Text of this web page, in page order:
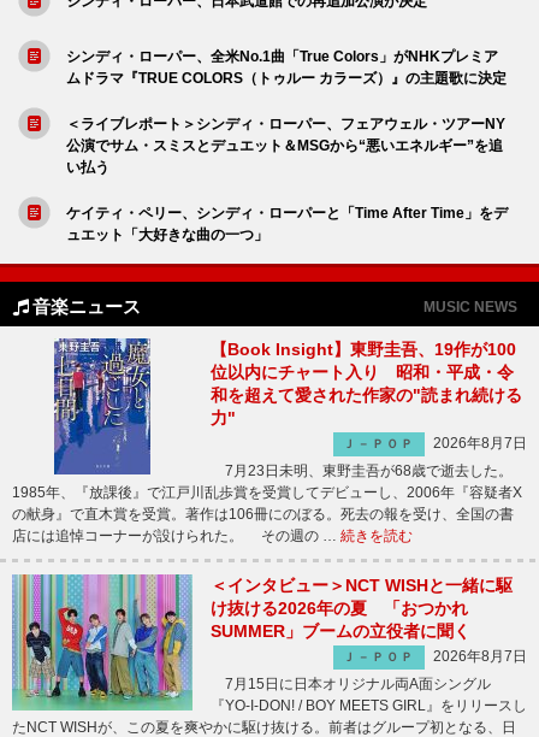
シンディ・ローパー、全米No.1曲「True Colors」がNHKプレミア
ムドラマ『TRUE COLORS（トゥルー カラーズ）』の主題歌に決定
＜ライブレポート＞シンディ・ローパー、フェアウェル・ツアーNY
公演でサム・スミスとデュエット＆MSGから“悪いエネルギー”を追
い払う
ケイティ・ペリー、シンディ・ローパーと「Time After Time」をデ
ュエット「大好きな曲の一つ」
音楽ニュース MUSIC NEWS
【Book Insight】東野圭吾、19作が100
位以内にチャート入り 昭和・平成・令
和を超えて愛された作家の"読まれ続ける
力"
Ｊ－ＰＯＰ
2026年8月7日
7月23日未明、東野圭吾が68歳で逝去した。
1985年、『放課後』で江戸川乱歩賞を受賞してデビューし、2006年『容疑者X
の献身』で直木賞を受賞。著作は106冊にのぼる。死去の報を受け、全国の書
店には追悼コーナーが設けられた。 その週の … 続きを読む
＜インタビュー＞NCT WISHと一緒に駆
け抜ける2026年の夏 「おつかれ
SUMMER」ブームの立役者に聞く
Ｊ－ＰＯＰ
2026年8月7日
7月15日に日本オリジナル両A面シングル
『YO-I-DON! / BOY MEETS GIRL』をリリースし
たNCT WISHが、この夏を爽やかに駆け抜ける。前者はグループ初となる、日